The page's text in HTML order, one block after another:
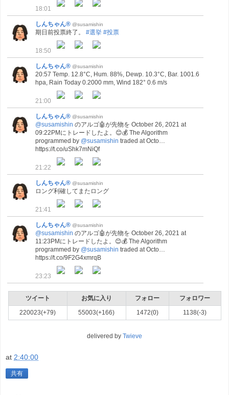
18:01
しんちゃん® @susamishin
期日前投票終了。 #選挙 #投票
18:50
しんちゃん® @susamishin
20:57 Temp. 12.8°C, Hum. 88%, Dewp. 10.3°C, Bar. 1001.6
hpa, Rain Today 0.2000 mm, Wind 182° 0.6 m/s
21:00
しんちゃん® @susamishin
@susamishin のアルゴ🤖が先物を October 26, 2021 at
09:22PMにトレードしたよ。😊💰 The Algorithm
programmed by @susamishin traded at Octo…
https://t.co/uShk7mNiQf
21:22
しんちゃん® @susamishin
ロング利確してまたロング
21:41
しんちゃん® @susamishin
@susamishin のアルゴ🤖が先物を October 26, 2021 at
11:23PMにトレードしたよ。😊💰 The Algorithm
programmed by @susamishin traded at Octo…
https://t.co/9F2G4xmrqB
23:23
ツイート お気に入り フォロー
フォロワー
220023(+79)
55003(+166) 1472(0) 1138(-3)
delivered by Twieve
at 2:40:00
共有